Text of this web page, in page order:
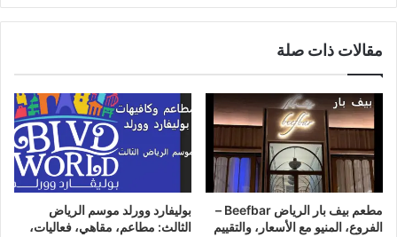
مقالات ذات صلة
مطعم بيف بار الرياض Beefbar –
الفروع، المنيو مع الأسعار، والتقييم
بوليفارد وورلد موسم الرياض
الثالث: مطاعم، مقاهي، فعاليات،